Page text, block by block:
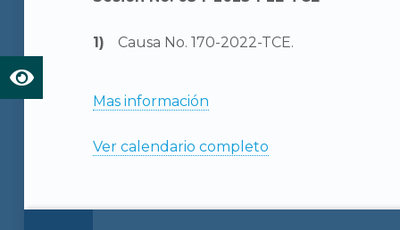
Causa No. 170-2022-TCE.
Mas información
Ver calendario completo